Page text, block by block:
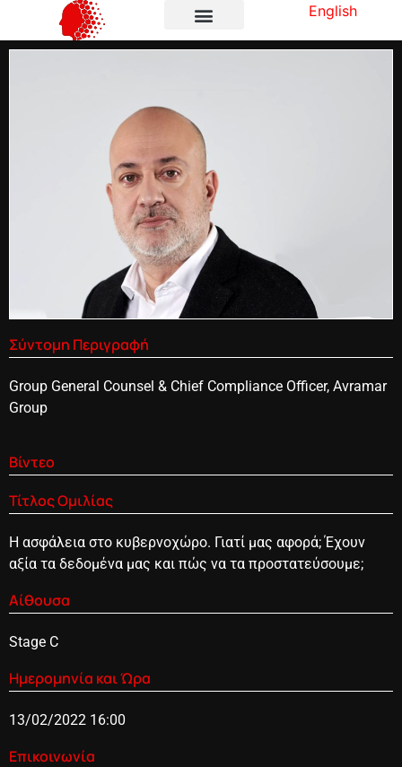
English
Σύντομη Περιγραφή
Group General Counsel & Chief Compliance Officer, Avramar
Group
Βίντεο
Τίτλος Ομιλίας
Η ασφάλεια στο κυβερνοχώρο. Γιατί μας αφορά; Έχουν
αξία τα δεδομένα μας και πώς να τα προστατεύσουμε;
Αίθουσα
Stage C
Ημερομηνία και Ώρα
13/02/2022 16:00
Επικοινωνία